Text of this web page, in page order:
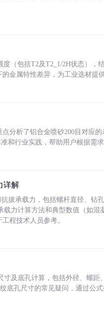
（包括T2及T2_1/2H状态），
金属特性差异，为工业选材提供
分析了铝合金喷砂200目对应
和行业实践，帮助用户根据需
详解
拔承载力，包括螺杆直径、钻
载力计算方法和典型数值（如
程技术人员参考。
寸及底孔计算，包括外径、螺
纹底孔尺寸的常见疑问，通过公